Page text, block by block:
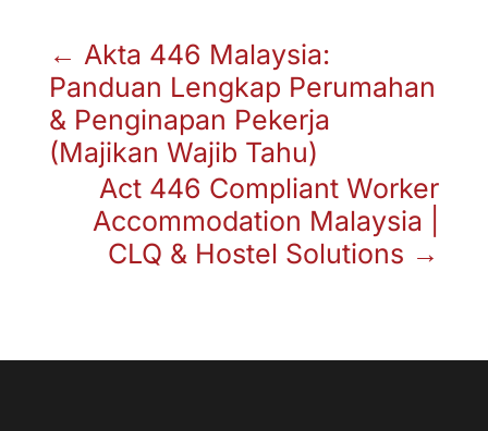
← Akta 446 Malaysia:
Panduan Lengkap Perumahan
& Penginapan Pekerja
(Majikan Wajib Tahu)
Act 446 Compliant Worker
Accommodation Malaysia |
CLQ & Hostel Solutions →